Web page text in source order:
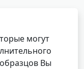
могут
Вы